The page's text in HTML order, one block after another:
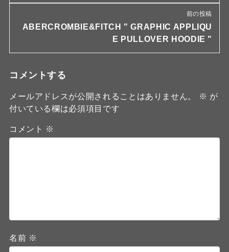
前の投稿
ABERCROMBIE&FITCH " GRAPHIC APPLIQU
E PULLOVER HOODIE "
コメントする
メールアドレスが公開されることはありません。 ※ が
付いている欄は必須項目です
コメント ※
名前 ※